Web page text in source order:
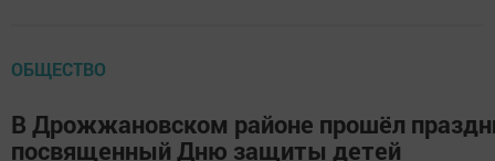
ОБЩЕСТВО
В Дрожжановском районе прошёл
посвященный Дню защиты детей